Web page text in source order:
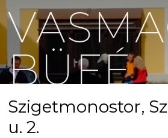
BÜFÉ
Szigetmonostor,
u. 2.